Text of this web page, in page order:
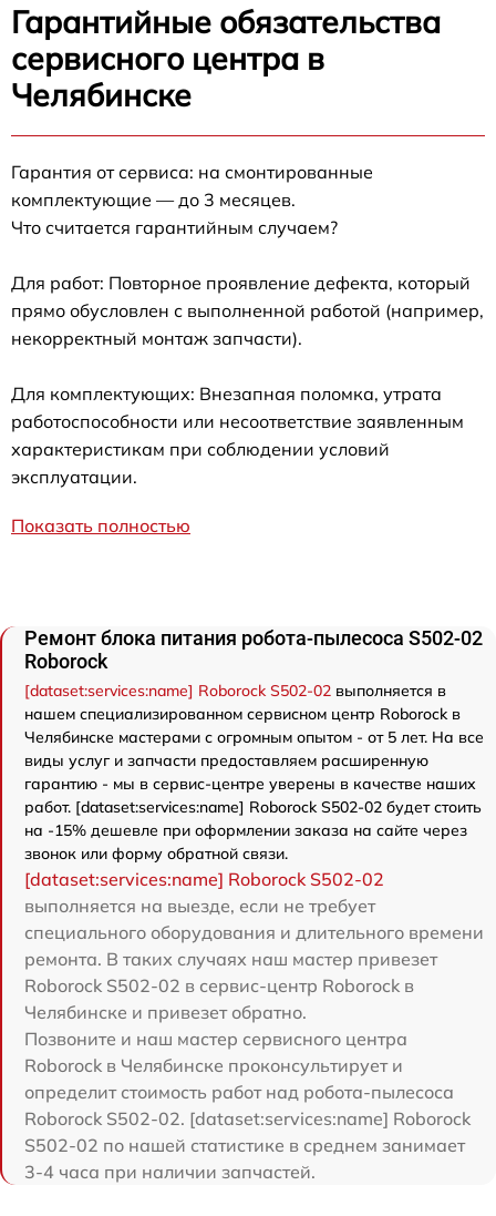
Гарантийные обязательства
сервисного центра в
Челябинске
Гарантия от сервиса: на смонтированные
комплектующие — до 3 месяцев.
Что считается гарантийным случаем?
Для работ: Повторное проявление дефекта, который
прямо обусловлен с выполненной работой (например,
некорректный монтаж запчасти).
Для комплектующих: Внезапная поломка, утрата
работоспособности или несоответствие заявленным
характеристикам при соблюдении условий
эксплуатации.
Показать полностью
Ремонт блока питания робота-пылесоса S502-02
Roborock
[dataset:services:name] Roborock S502-02 выполняется в
нашем специализированном сервисном центр Roborock в
Челябинске мастерами с огромным опытом - от 5 лет. На все
виды услуг и запчасти предоставляем расширенную
гарантию - мы в сервис-центре уверены в качестве наших
работ. [dataset:services:name] Roborock S502-02 будет стоить
на -15% дешевле при оформлении заказа на сайте через
звонок или форму обратной связи.
[dataset:services:name] Roborock S502-02
выполняется на выезде, если не требует
специального оборудования и длительного времени
ремонта. В таких случаях наш мастер привезет
Roborock S502-02 в сервис-центр Roborock в
Челябинске и привезет обратно.
Позвоните и наш мастер сервисного центра
Roborock в Челябинске проконсультирует и
определит стоимость работ над робота-пылесоса
Roborock S502-02. [dataset:services:name] Roborock
S502-02 по нашей статистике в среднем занимает
3-4 часа при наличии запчастей.